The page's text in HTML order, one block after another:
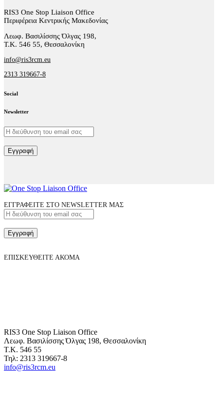
RIS3 One Stop Liaison Office
Περιφέρεια Κεντρικής Μακεδονίας
Λεωφ. Βασιλίσσης Όλγας 198,
Τ.Κ. 546 55, Θεσσαλονίκη
info@ris3rcm.eu
2313 319667-8
Social
facebook-
linkedin
twitter-
Newsletter
Εγγραφή
ΕΓΓΡΑΦΕΙΤΕ ΣΤΟ NEWSLETTER ΜΑΣ
Εγγραφή
ΕΠΙΣΚΕΥΘΕΙΤΕ ΑΚΟΜΑ
RIS3 One Stop Liaison Office
Λεωφ. Βασιλίσσης Όλγας 198, Θεσσαλονίκη
Τ.Κ. 546 55
Τηλ: 2313 319667-8
info@ris3rcm.eu